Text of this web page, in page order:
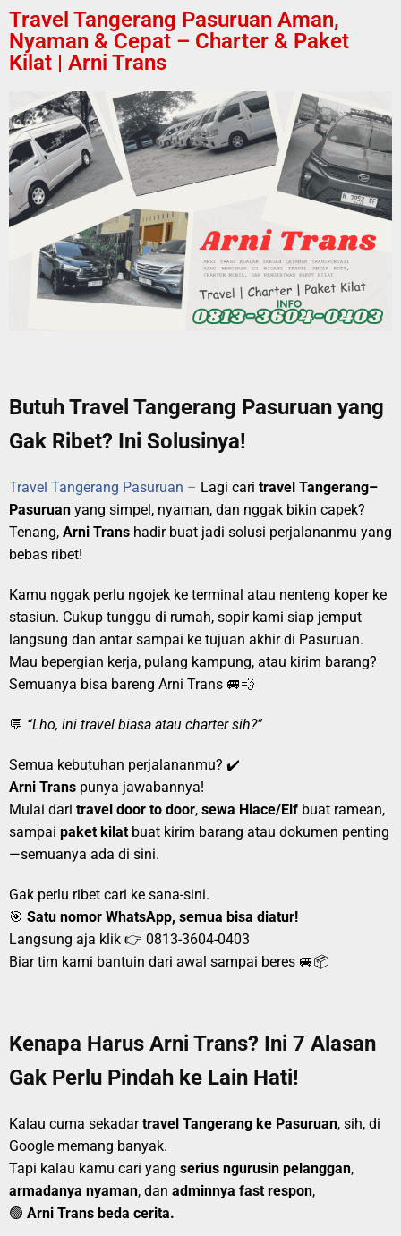
Travel Tangerang Pasuruan Aman,
Nyaman & Cepat – Charter & Paket
Kilat | Arni Trans
Butuh Travel Tangerang Pasuruan yang
Gak Ribet? Ini Solusinya!
Travel Tangerang Pasuruan – Lagi cari travel Tangerang–
Pasuruan yang simpel, nyaman, dan nggak bikin capek?
Tenang, Arni Trans hadir buat jadi solusi perjalananmu yang
bebas ribet!
Kamu nggak perlu ngojek ke terminal atau nenteng koper ke
stasiun. Cukup tunggu di rumah, sopir kami siap jemput
langsung dan antar sampai ke tujuan akhir di Pasuruan.
Mau bepergian kerja, pulang kampung, atau kirim barang?
Semuanya bisa bareng Arni Trans 🚐💨
💬 “Lho, ini travel biasa atau charter sih?”
Semua kebutuhan perjalananmu? ✔️
Arni Trans punya jawabannya!
Mulai dari travel door to door, sewa Hiace/Elf buat ramean,
sampai paket kilat buat kirim barang atau dokumen penting
—semuanya ada di sini.
Gak perlu ribet cari ke sana-sini.
🎯 Satu nomor WhatsApp, semua bisa diatur!
Langsung aja klik 👉 0813-3604-0403
Biar tim kami bantuin dari awal sampai beres 🚐📦
Kenapa Harus Arni Trans? Ini 7 Alasan
Gak Perlu Pindah ke Lain Hati!
Kalau cuma sekadartravel Tangerang ke Pasuruan, sih, di
Google memang banyak.
Tapi kalau kamu cari yang serius ngurusin pelanggan,
armadanya nyaman, dan adminnya fast respon,
🟢 Arni Trans beda cerita.